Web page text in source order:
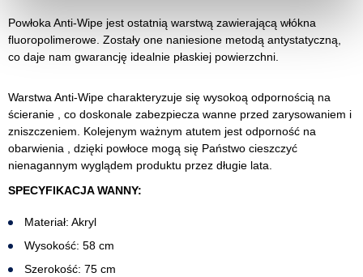
Powłoka Anti-Wipe jest ostatnią warstwą zawierającą włókna
fluoropolimerowe. Zostały one naniesione metodą antystatyczną,
co daje nam gwarancję idealnie płaskiej powierzchni.
Warstwa Anti-Wipe charakteryzuje się wysokoą odpornością na
ścieranie , co doskonale zabezpiecza wanne przed zarysowaniem i
zniszczeniem. Kolejenym ważnym atutem jest odporność na
obarwienia , dzięki powłoce mogą się Państwo cieszczyć
nienagannym wyglądem produktu przez długie lata.
SPECYFIKACJA WANNY:
Materiał: Akryl
Wysokość: 58 cm
Szerokość: 75 cm